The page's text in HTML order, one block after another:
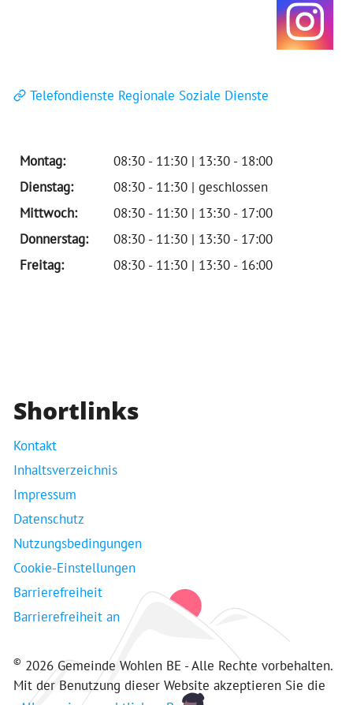
Telefondienste Regionale Soziale Dienste
Montag:
08:30 - 11:30 | 13:30 - 18:00
Dienstag:
08:30 - 11:30 | geschlossen
Mittwoch:
08:30 - 11:30 | 13:30 - 17:00
Donnerstag:
08:30 - 11:30 | 13:30 - 17:00
Freitag:
08:30 - 11:30 | 13:30 - 16:00
Shortlinks
Kontakt
Inhaltsverzeichnis
Impressum
Datenschutz
Nutzungsbedingungen
Cookie-Einstellungen
Barrierefreiheit
Barrierefreiheit an
© 2026 Gemeinde Wohlen BE - Alle Rechte vorbehalten.
Mit der Benutzung dieser Website akzeptieren Sie die